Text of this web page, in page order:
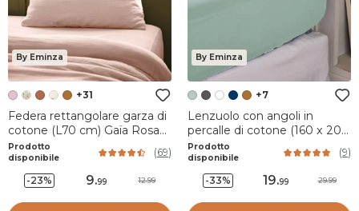
By Eminza
+31
Federa rettangolare garza di
cotone (L70 cm) Gaïa Rosa
cipria
Prodotto
disponibile
(69)
-23% 9.99 12.99
By Eminza
+7
Lenzuolo con angoli in
percalle di cotone (160 x 200
cm) Cali Verde eucalipto
Prodotto
disponibile
(9)
-33% 19.99 29.99